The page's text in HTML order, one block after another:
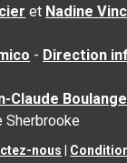
et Nadine
- Direction
Claude
Sherbrooke
nous